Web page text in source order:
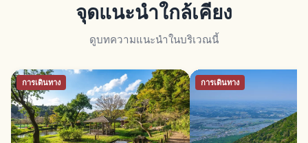
จุดแนะนำใกล้เคียง
ดูบทความแนะนำในบริเวณนี้
การเดินทาง การเดินทาง